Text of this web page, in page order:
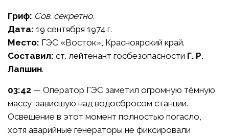
Гриф: Сов. секретно.
Дата: 19 сентября 1974 г.
Место: ГЭС «Восток», Красноярский край.
Составил: ст. лейтенант госбезопасности Г. Р.
Лапшин.
03:42 — Оператор ГЭС заметил огромную тёмную
массу, зависшую над водосбросом станции.
Освещение в этот момент полностью погасло,
хотя аварийные генераторы не фиксировали